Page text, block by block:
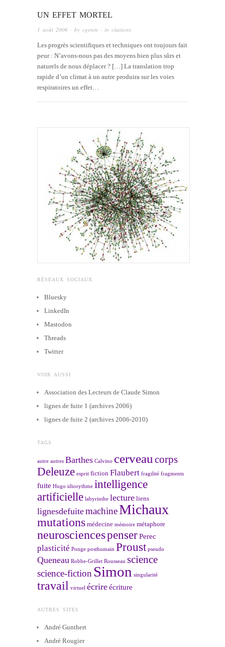
UN EFFET MORTEL
1 août 2006 · by cgenin · in citations
Les progrès scientifiques et techniques ont toujours fait
peur : N’avons-nous pas des moyens bien plus sûrs et
naturels de nous déplacer ? […] La translation trop
rapide d’un climat à un autre produira sur les voies
respiratoires un effet…
RÉSEAUX SOCIAUX
Bluesky
LinkedIn
Mastodon
Threads
Twitter
VOIR AUSSI
Association des Lecteurs de Claude Simon
lignes de fuite 1 (archives 2006)
lignes de fuite 2 (archives 2006-2010)
TAGS
autre autres Barthes Calvino cerveau corps
Deleuze esprit fiction Flaubert fragilité fragments
fuite Hugo idiorythme intelligence
artificielle labyrinthe lecture liens
lignesdefuitemachineMichaux
mutations médecine mémoire métaphore
neurosciencespenserPerec
plasticité Ponge posthumain Proust pseudo
Queneau Robbe-Grillet Rousseau science
science-fiction Simon singularité
travail virtuel écrireécriture
AUTRES SITES
André Gunthert
André Rougier